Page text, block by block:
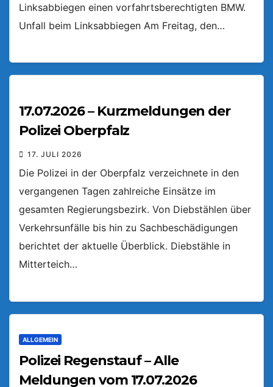
Linksabbiegen einen vorfahrtsberechtigten BMW.
Unfall beim Linksabbiegen Am Freitag, den…
17.07.2026 – Kurzmeldungen der
Polizei Oberpfalz
17. JULI 2026
Die Polizei in der Oberpfalz verzeichnete in den
vergangenen Tagen zahlreiche Einsätze im
gesamten Regierungsbezirk. Von Diebstählen über
Verkehrsunfälle bis hin zu Sachbeschädigungen
berichtet der aktuelle Überblick. Diebstähle in
Mitterteich…
ALLGEMEIN
Polizei Regenstauf – Alle
Meldungen vom 17.07.2026